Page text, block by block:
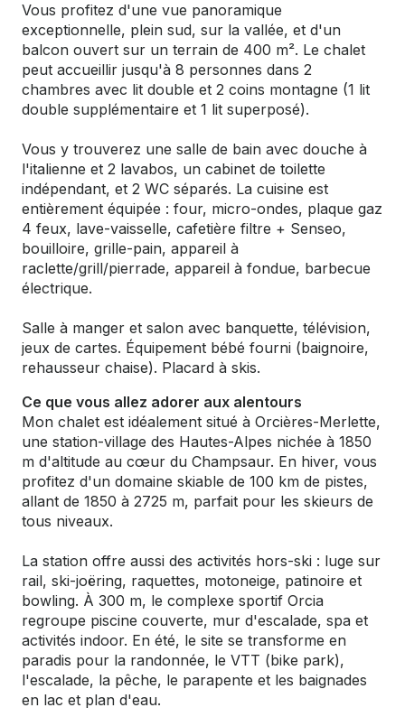
Vous profitez d'une vue panoramique
exceptionnelle, plein sud, sur la vallée, et d'un
balcon ouvert sur un terrain de 400 m². Le chalet
peut accueillir jusqu'à 8 personnes dans 2
chambres avec lit double et 2 coins montagne (1 lit
double supplémentaire et 1 lit superposé).
Vous y trouverez une salle de bain avec douche à
l'italienne et 2 lavabos, un cabinet de toilette
indépendant, et 2 WC séparés. La cuisine est
entièrement équipée : four, micro-ondes, plaque gaz
4 feux, lave-vaisselle, cafetière filtre + Senseo,
bouilloire, grille-pain, appareil à
raclette/grill/pierrade, appareil à fondue, barbecue
électrique.
Salle à manger et salon avec banquette, télévision,
jeux de cartes. Équipement bébé fourni (baignoire,
rehausseur chaise). Placard à skis.
Ce que vous allez adorer aux alentours
Mon chalet est idéalement situé à Orcières-Merlette,
une station-village des Hautes-Alpes nichée à 1850
m d'altitude au cœur du Champsaur. En hiver, vous
profitez d'un domaine skiable de 100 km de pistes,
allant de 1850 à 2725 m, parfait pour les skieurs de
tous niveaux.
La station offre aussi des activités hors-ski : luge sur
rail, ski-joëring, raquettes, motoneige, patinoire et
bowling. À 300 m, le complexe sportif Orcia
regroupe piscine couverte, mur d'escalade, spa et
activités indoor. En été, le site se transforme en
paradis pour la randonnée, le VTT (bike park),
l'escalade, la pêche, le parapente et les baignades
en lac et plan d'eau.